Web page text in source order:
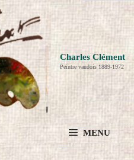
Charles Clément
Peintre vaudois 1889-1972
MENU